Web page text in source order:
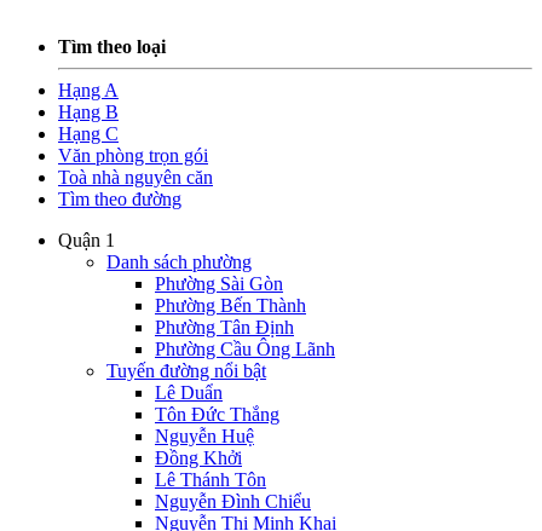
Tìm theo loại
Hạng A
Hạng B
Hạng C
Văn phòng trọn gói
Toà nhà nguyên căn
Tìm theo đường
Quận 1
Danh sách phường
Phường Sài Gòn
Phường Bến Thành
Phường Tân Định
Phường Cầu Ông Lãnh
Tuyến đường nổi bật
Lê Duẩn
Tôn Đức Thắng
Nguyễn Huệ
Đồng Khởi
Lê Thánh Tôn
Nguyễn Đình Chiểu
Nguyễn Thị Minh Khai